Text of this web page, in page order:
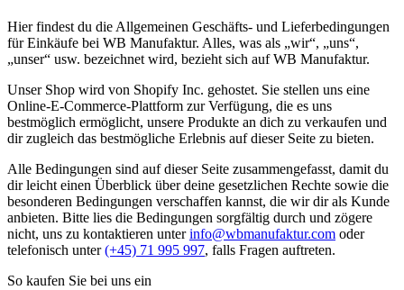
Hier findest du die Allgemeinen Geschäfts- und Lieferbedingungen
für Einkäufe bei WB Manufaktur. Alles, was als „wir“, „uns“,
„unser“ usw. bezeichnet wird, bezieht sich auf WB Manufaktur.
Unser Shop wird von Shopify Inc. gehostet. Sie stellen uns eine
Online-E-Commerce-Plattform zur Verfügung, die es uns
bestmöglich ermöglicht, unsere Produkte an dich zu verkaufen und
dir zugleich das bestmögliche Erlebnis auf dieser Seite zu bieten.
Alle Bedingungen sind auf dieser Seite zusammengefasst, damit du
dir leicht einen Überblick über deine gesetzlichen Rechte sowie die
besonderen Bedingungen verschaffen kannst, die wir dir als Kunde
anbieten. Bitte lies die Bedingungen sorgfältig durch und zögere
nicht, uns zu kontaktieren unterinfo@wbmanufaktur.com oder
telefonisch unter(+45) 71 995 997, falls Fragen auftreten.
So kaufen Sie bei uns ein